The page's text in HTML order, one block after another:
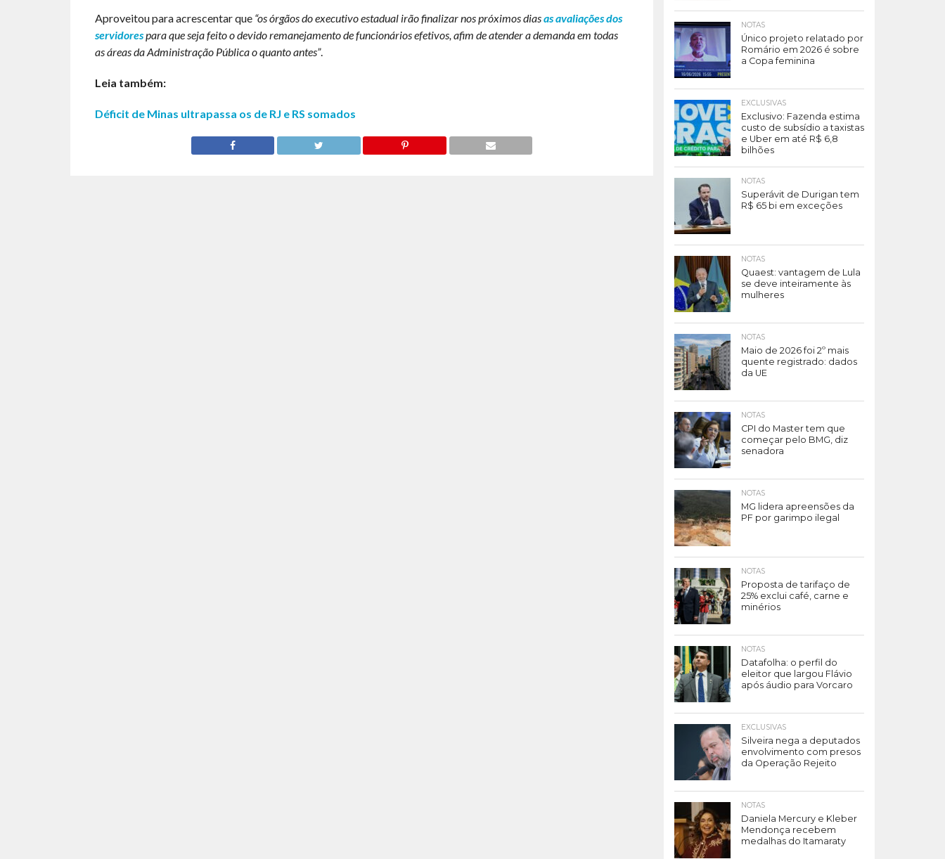
Aproveitou para acrescentar que “os órgãos do executivo estadual irão finalizar nos próximos diasas avaliações dos
servidorespara que seja feito o devido remanejamento de funcionários efetivos, afim de atender a demanda em todas
as áreas da Administração Pública o quanto antes”.
Leia também:
Déficit de Minas ultrapassa os de RJ e RS somados
NOTAS
Único projeto relatado por
Romário em 2026 é sobre
a Copa feminina
EXCLUSIVAS
Exclusivo: Fazenda estima
custo de subsídio a taxistas
e Uber em até R$ 6,8
bilhões
NOTAS
Superávit de Durigan tem
R$ 65 bi em exceções
NOTAS
Quaest: vantagem de Lula
se deve inteiramente às
mulheres
NOTAS
Maio de 2026 foi 2º mais
quente registrado: dados
da UE
NOTAS
CPI do Master tem que
começar pelo BMG, diz
senadora
NOTAS
MG lidera apreensões da
PF por garimpo ilegal
NOTAS
Proposta de tarifaço de
25% exclui café, carne e
minérios
NOTAS
Datafolha: o perfil do
eleitor que largou Flávio
após áudio para Vorcaro
EXCLUSIVAS
Silveira nega a deputados
envolvimento com presos
da Operação Rejeito
NOTAS
Daniela Mercury e Kleber
Mendonça recebem
medalhas do Itamaraty